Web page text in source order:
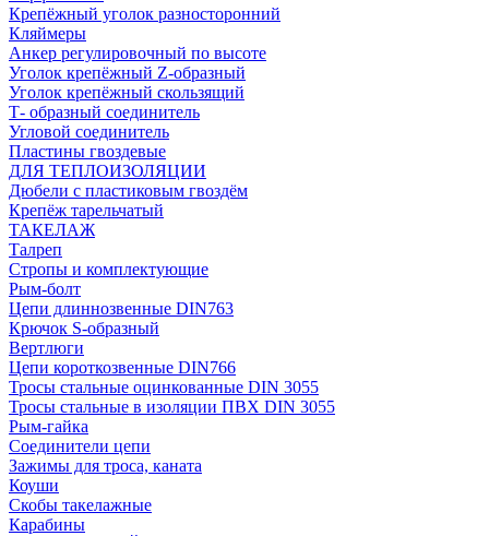
Крепёжный уголок разносторонний
Кляймеры
Анкер регулировочный по высоте
Уголок крепёжный Z-образный
Уголок крепёжный скользящий
Т- образный соединитель
Угловой соединитель
Пластины гвоздевые
ДЛЯ ТЕПЛОИЗОЛЯЦИИ
Дюбели с пластиковым гвоздём
Крепёж тарельчатый
ТАКЕЛАЖ
Талреп
Стропы и комплектующие
Рым-болт
Цепи длиннозвенные DIN763
Крючок S-образный
Вертлюги
Цепи короткозвенные DIN766
Тросы стальные оцинкованные DIN 3055
Тросы стальные в изоляции ПВХ DIN 3055
Рым-гайка
Соединители цепи
Зажимы для троса, каната
Коуши
Скобы такелажные
Карабины